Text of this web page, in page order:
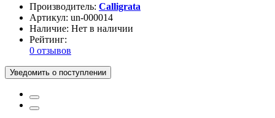
Производитель: Calligrata
Артикул: un-000014
Наличие: Нет в наличии
Рейтинг:
0 отзывов
Уведомить о поступлении